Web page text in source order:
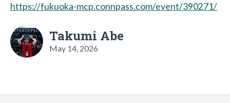
https://fukuoka-mcp.connpass.com/event/390271/
Takumi Abe
May 14, 2026